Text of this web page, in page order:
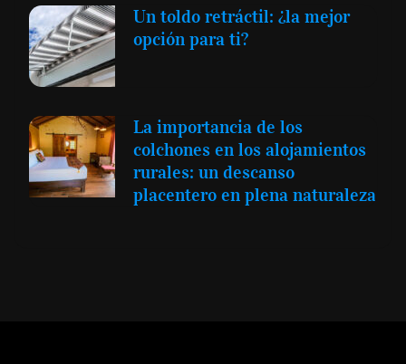
Un toldo retráctil: ¿la mejor
opción para ti?
La importancia de los
colchones en los alojamientos
rurales: un descanso
placentero en plena naturaleza